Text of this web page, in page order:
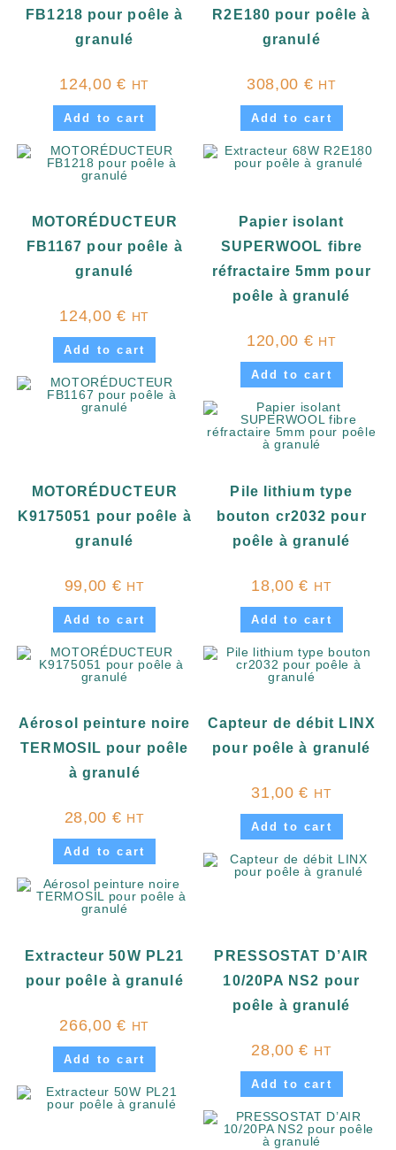
FB1218 pour poêle à
granulé
124,00€ HT
Add to cart
R2E180 pour poêle à
granulé
308,00 € HT
Add to cart
MOTORÉDUCTEUR
FB1167 pour poêle à
granulé
124,00€ HT
Add to cart
Papier isolant
SUPERWOOL fibre
réfractaire 5mm pour
poêle à granulé
120,00 € HT
Add to cart
MOTORÉDUCTEUR
K9175051 pour poêle à
granulé
99,00 € HT
Add to cart
Pile lithium type
bouton cr2032 pour
poêle à granulé
18,00€ HT
Add to cart
Aérosol peinture noire
TERMOSIL pour poêle
à granulé
28,00 € HT
Add to cart
Capteur de débit LINX
pour poêle à granulé
31,00€ HT
Add to cart
Extracteur 50W PL21
pour poêle à granulé
266,00€ HT
Add to cart
PRESSOSTAT D’AIR
10/20PA NS2 pour
poêle à granulé
28,00€ HT
Add to cart